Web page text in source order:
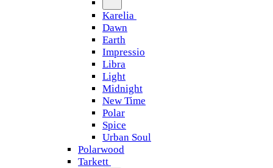
Karelia
Dawn
Earth
Impressio
Libra
Light
Midnight
New Time
Polar
Spice
Urban Soul
Polarwood
Tarkett